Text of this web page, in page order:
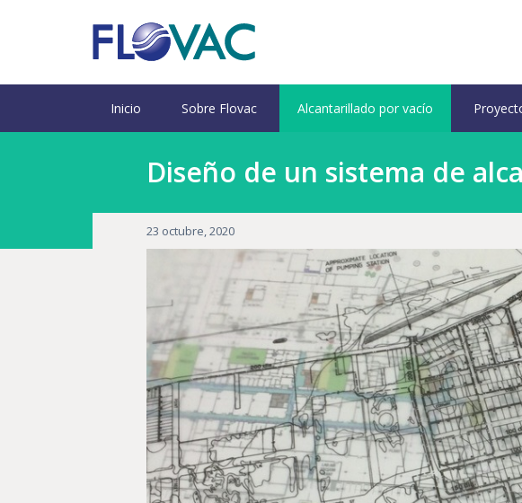
Inicio Sobre Flovac Alcantarillado por vacío
Diseño de un sistema de
23 octubre, 2020